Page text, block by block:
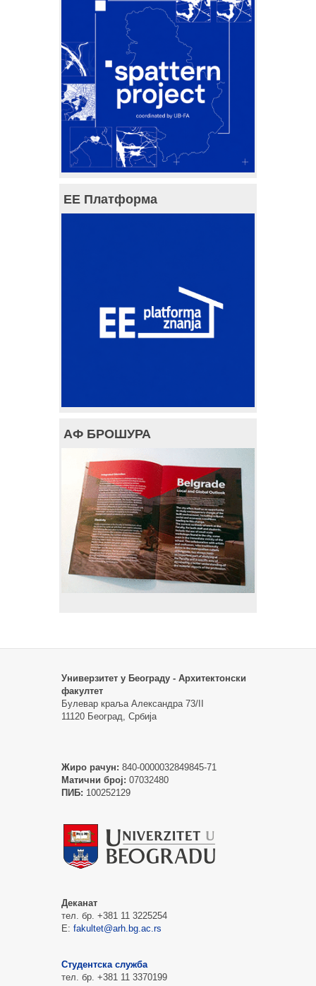
ЕЕ Платформа
АФ БРОШУРА
Универзитет у Београду - Архитектонски
факултет
Булевар краља Александра 73/II
11120 Београд, Србија
Жиро рачун: 840-0000032849845-71
Матични број: 07032480
ПИБ: 100252129
Деканат
тел. бр. +381 11 3225254
Е: fakultet@arh.bg.ac.rs
Студентска служба
тел. бр. +381 11 3370199